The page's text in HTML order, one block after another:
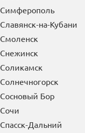
Симферополь
Славянск-на-Кубани
Смоленск
Снежинск
Соликамск
Солнечногорск
Сосновый Бор
Сочи
Спасск-Дальний